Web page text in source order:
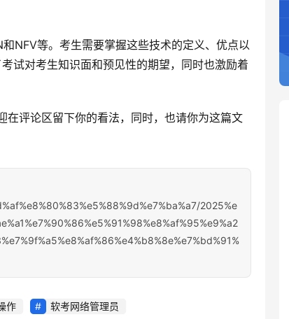
NFV等。考生需要掌握这些技术的定义、优点以
试对考生知识面和预见性的期望，同时也激励着
在评论区留下你的看法，同时，也请你为这篇文
2025%e
作 软考网络管理员